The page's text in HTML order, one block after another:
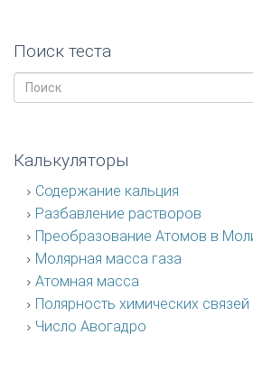
Поиск теста
Калькуляторы
Содержание кальция
Разбавление растворов
Преобразование Атомов в
Молярная масса газа
Атомная масса
Полярность химических связей
Число Авогадро